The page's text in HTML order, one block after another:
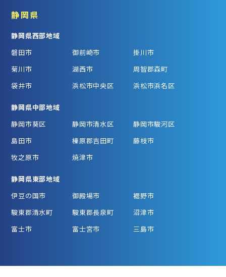
静岡県
静岡県西部地域
磐田市
御前崎市
掛川市
菊川市
湖西市
周智郡森町
袋井市
浜松市中央区 浜松市浜名区
静岡県中部地域
静岡市葵区
静岡市清水区
静岡市駿河区
島田市
榛原郡吉田町
藤枝市
牧之原市
焼津市
静岡県東部地域
伊豆の国市
御殿場市
裾野市
駿東郡清水町
駿東郡長泉町
沼津市
富士市
富士宮市 三島市